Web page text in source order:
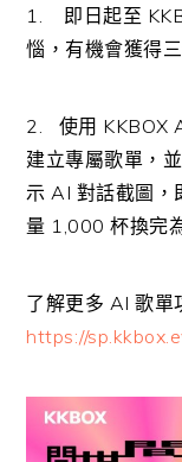
1. 即日起至
惱，有機會獲得
2. 使用 KKBOX
建立專屬歌單，
示 AI 對話截圖，
量 1,000杯換完
了解更多 AI歌單
https://